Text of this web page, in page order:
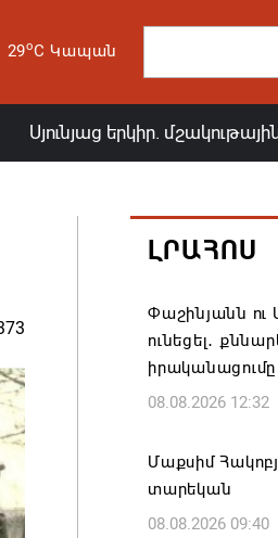
29oC Կապան
Սյունյաց երկիր.
ԼՐԱՀՈՍ
Փաշինյանն ու
ունեցել․
իրականացումը
08.08.2026 12:32
Մաքսիմ
տարեկան
08.08.2026 09:40